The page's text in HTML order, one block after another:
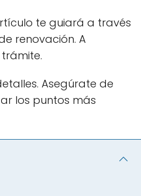
te guiará a través
renovación. A
Asegúrate de
los puntos más